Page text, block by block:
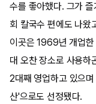
수를 좋아했다. 그가 즐
회 칼국수 편에도 나왔
이곳은 1969년 개업
대 오찬 장소로 사용하
2대째 영업하고 있으
산'으로도 선정됐다.